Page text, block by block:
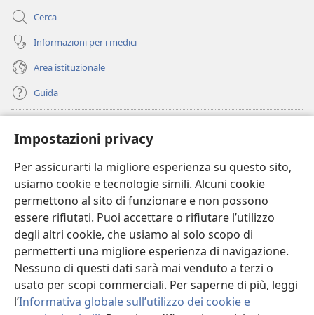
Impostazioni privacy
Per assicurarti la migliore esperienza su questo sito,
usiamo cookie e tecnologie simili. Alcuni cookie
permettono al sito di funzionare e non possono
essere rifiutati. Puoi accettare o rifiutare l’utilizzo
degli altri cookie, che usiamo al solo scopo di
permetterti una migliore esperienza di navigazione.
Nessuno di questi dati sarà mai venduto a terzi o
usato per scopi commerciali. Per saperne di più, leggi
l’Informativa globale sull’utilizzo dei cookie e
Cerca
Informazioni per i medici
Area istituzionale
Guida
(apre
una
nuova
finestra)
BIBLIOTECA ONLINE Watchtower
(apre
una
nuova
finestra)
JW Hub
(apre
una
nuova
finestra)
JW Library
Watchtower Library®